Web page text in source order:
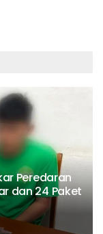
Peredaran
dan 24 Paket